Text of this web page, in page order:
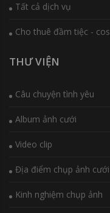
Tất cả dịch vụ
Cho thuê đầm tiệc -
THƯ VIỆN
Câu chuyện tình yêu
Album ảnh cưới
Video clip
Địa điểm chụp ảnh cưới
Kinh nghiệm chụp ảnh